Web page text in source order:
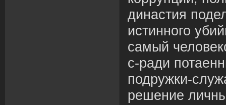
династия
истинного
самый
с-ради
подружки-
решение